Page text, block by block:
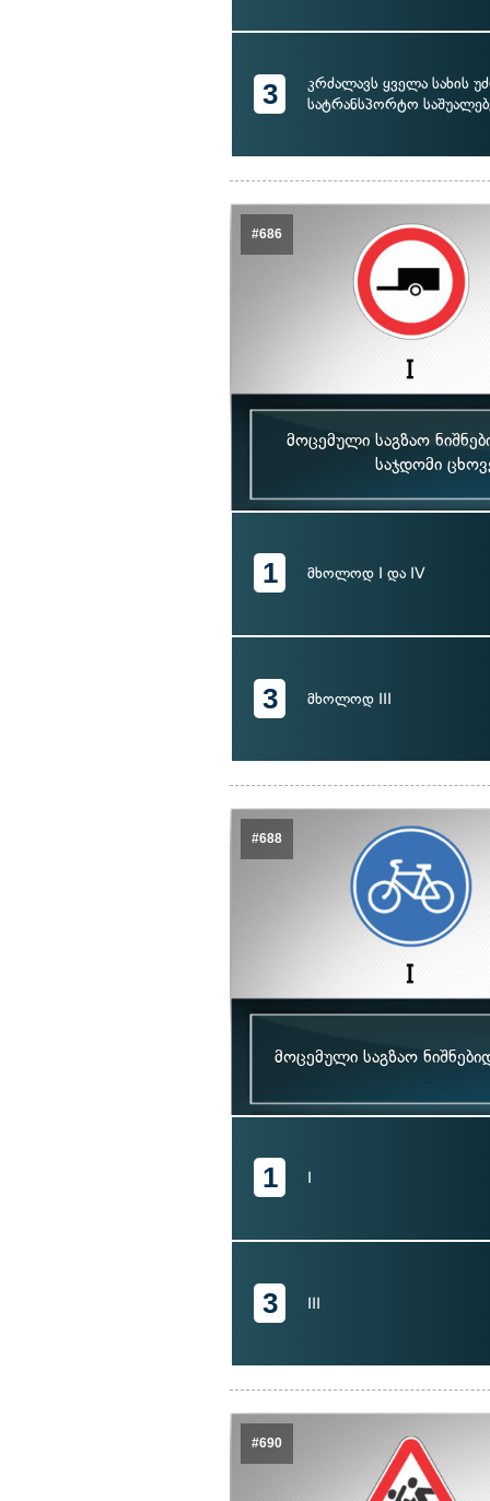
3
კრძალავს ყველა სახის
სატრანსპორტო
#686
მოცემული საგზაო
საჯდომი
1 მხოლოდ I და IV
3 მხოლოდ III
#688
მოცემული საგზაო
1 I
3 III
#690